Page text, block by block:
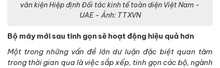
văn kiện Hiệp định Đối tác kinh tế toàn diện Việt Nam -
UAE - Ảnh: TTXVN
Bộ máy mới sau tinh gọn sẽ hoạt động hiệu quả hơn
Một trong những vấn đề lớn dư luận đặc biệt quan tâm
trong thời gian qua là việc sắp xếp, tinh gọn các bộ, ngành